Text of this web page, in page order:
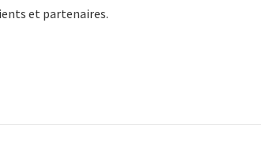
et partenaires.